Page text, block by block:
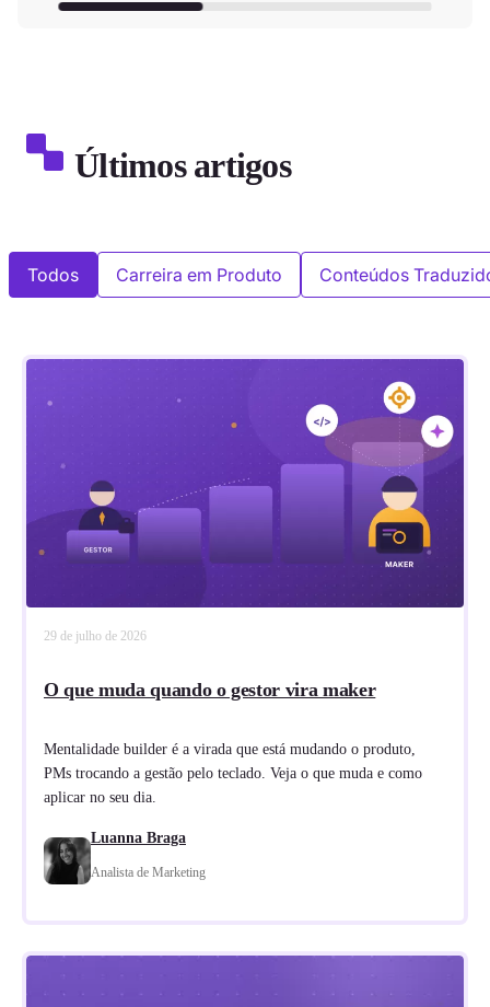
Últimos artigos
Todos Carreira em Produto Conteúdos
29 de julho de 2026
O que muda quando o gestor vira maker
Mentalidade builder é a virada que está mudando o produto,
PMs trocando a gestão pelo teclado. Veja o que muda e como
aplicar no seu dia.
Luanna Braga
Analista de Marketing